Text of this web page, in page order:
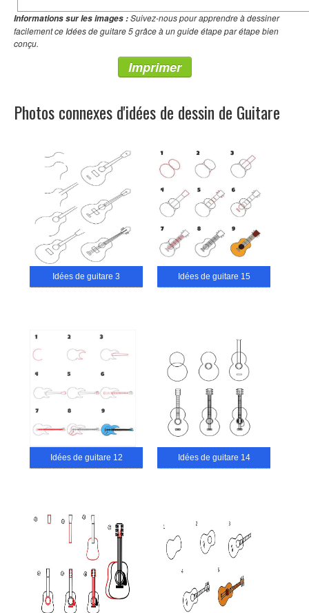
Informations sur les images :Suivez-nous pour apprendre à dessiner
facilement ce Idées de guitare 5 grâce à un guide étape par étape bien
conçu.
Imprimer
Photos connexes d'idées de dessin de Guitare
Idées de guitare 3 Idées de guitare 15
Idées de guitare 12 Idées de guitare 14